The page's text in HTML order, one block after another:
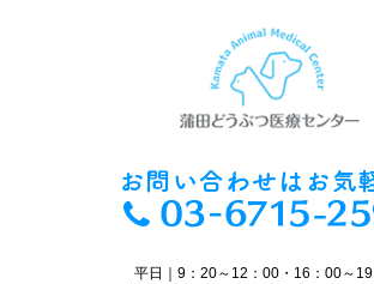
平日｜9：20～12：00・16：00～